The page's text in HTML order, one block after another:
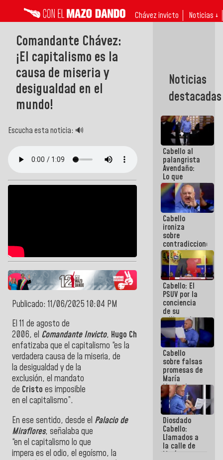
Chávez invicto Noticias ↓
Comandante Chávez:
¡El capitalismo es la
causa de miseria y
desigualdad en el
mundo!
Escucha esta noticia: 🔊
Publicado: 11/06/2025 10:04 PM
El 11 de agosto de
2006, el ComandanteInvicto, Hugo Chávez
enfatizaba que el capitalismo “es la
verdadera causa de la miseria, de
la desigualdad yde la
exclusión, el mandato
de Cristo es imposible
en el capitalismo”.
En ese sentido, desde el Palacio de
Miraflores, señalaba que
“en el capitalismo lo que
impera es el odio, el egoísmo, la
Noticias
destacadas
Cabello al
palangrista
Avendaño:
Lo que
vayas a
escribir
hazlo hoy
por que no
sabemos si
la semana
que viene
hay
programa
Cabello
ironiza
sobre
contradicciones
y mentiras
de María
Machado:
¡Créanle!
Cabello: El
PSUV por la
conciencia
de su
militancia
es la
organización
política más
sólida de
Venezuela
Cabello
sobre falsas
promesas de
María
Machado:
¿Quién le
puede creer?
¿Y la gente
que ella iba
a salvar en
La Guaira?
Diosdado
Cabello:
Llamados a
la calle de
María